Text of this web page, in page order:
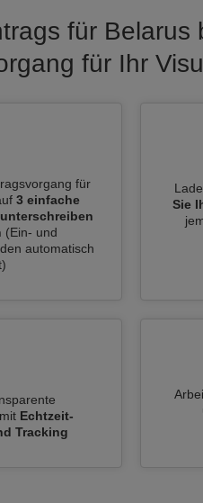
für Belarus
für Ihr
für
3 einfache
(Ein- und
automatisch
Sie
Echtzeit-
Tracking